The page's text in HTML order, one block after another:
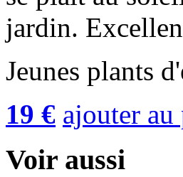
jardin.
Jeunes plants
19 € ajouter au
Voir aussi